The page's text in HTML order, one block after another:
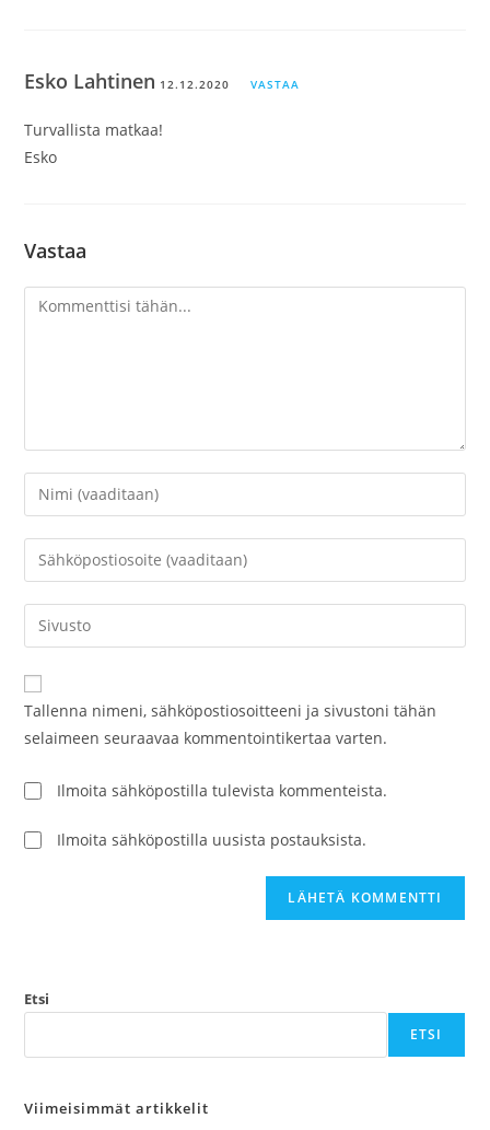
Esko Lahtinen 12.12.2020 VASTAA
Turvallista matkaa!
Esko
Vastaa
Kommentti
Kirjoita
nimesi
tai
käyttäjätunnuksesi
Kirjoita
sähköpostiosoitteesi
kommentoidaksesi
Kirjoita
sivustosi
verkko-
osoite/URL
Tallenna nimeni, sähköpostiosoitteeni ja sivustoni tähän
selaimeen seuraavaa kommentointikertaa varten.
Ilmoita sähköpostilla tulevista kommenteista.
Ilmoita sähköpostilla uusista postauksista.
Etsi
ETSI
Viimeisimmät artikkelit